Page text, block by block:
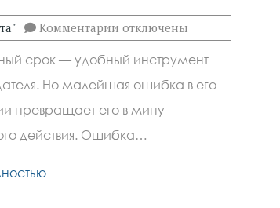
Комментарии к
записи
Трудовой
договор: шесть фатальных
ошибок
при
испытательном
срок
отключены
срок — удобный инструмент
Но малейшая ошибка в его
превращает его в мину
действия. Ошибка…